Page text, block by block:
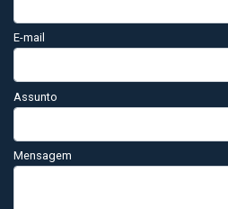
E-mail
Assunto
Mensagem